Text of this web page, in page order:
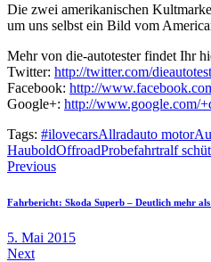
Die zwei amerikanischen
um uns selbst ein Bild vom
Mehr von die-autotester findet Ihr
Twitter: http://twitter.com/
Facebook: http://
Google+: http://www.google.com/
Tags: #ilovecarsAllradauto motor
HauboldOffroadProbefahrtralf
Beitragsnavigation
Previous
Fahrbericht: Skoda Superb – Deutlich mehr
5. Mai 2015
Next